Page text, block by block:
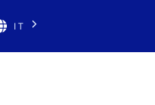
IT